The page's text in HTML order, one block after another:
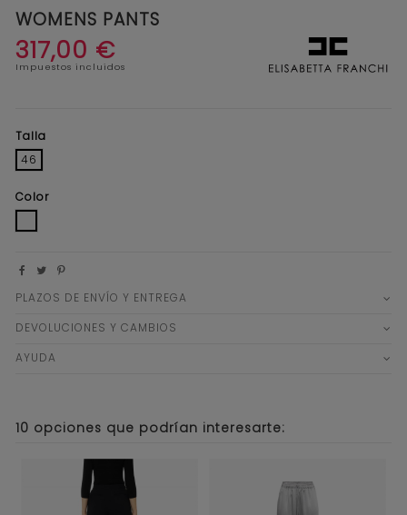
WOMENS PANTS
317,00 €
Impuestos incluidos
Talla
46
Color
PLAZOS DE ENVÍO Y ENTREGA
DEVOLUCIONES Y CAMBIOS
AYUDA
10 opciones que podrían interesarte: